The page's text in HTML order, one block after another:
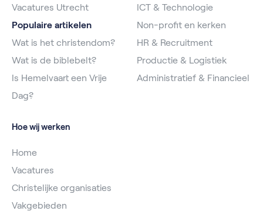
Vacatures Utrecht
Populaire artikelen
Wat is het christendom?
Wat is de biblebelt?
Is Hemelvaart een Vrije
Dag?
ICT & Technologie
Non-profit en kerken
HR & Recruitment
Productie & Logistiek
Administratief & Financieel
Hoe wij werken
Home
Vacatures
Christelijke organisaties
Vakgebieden